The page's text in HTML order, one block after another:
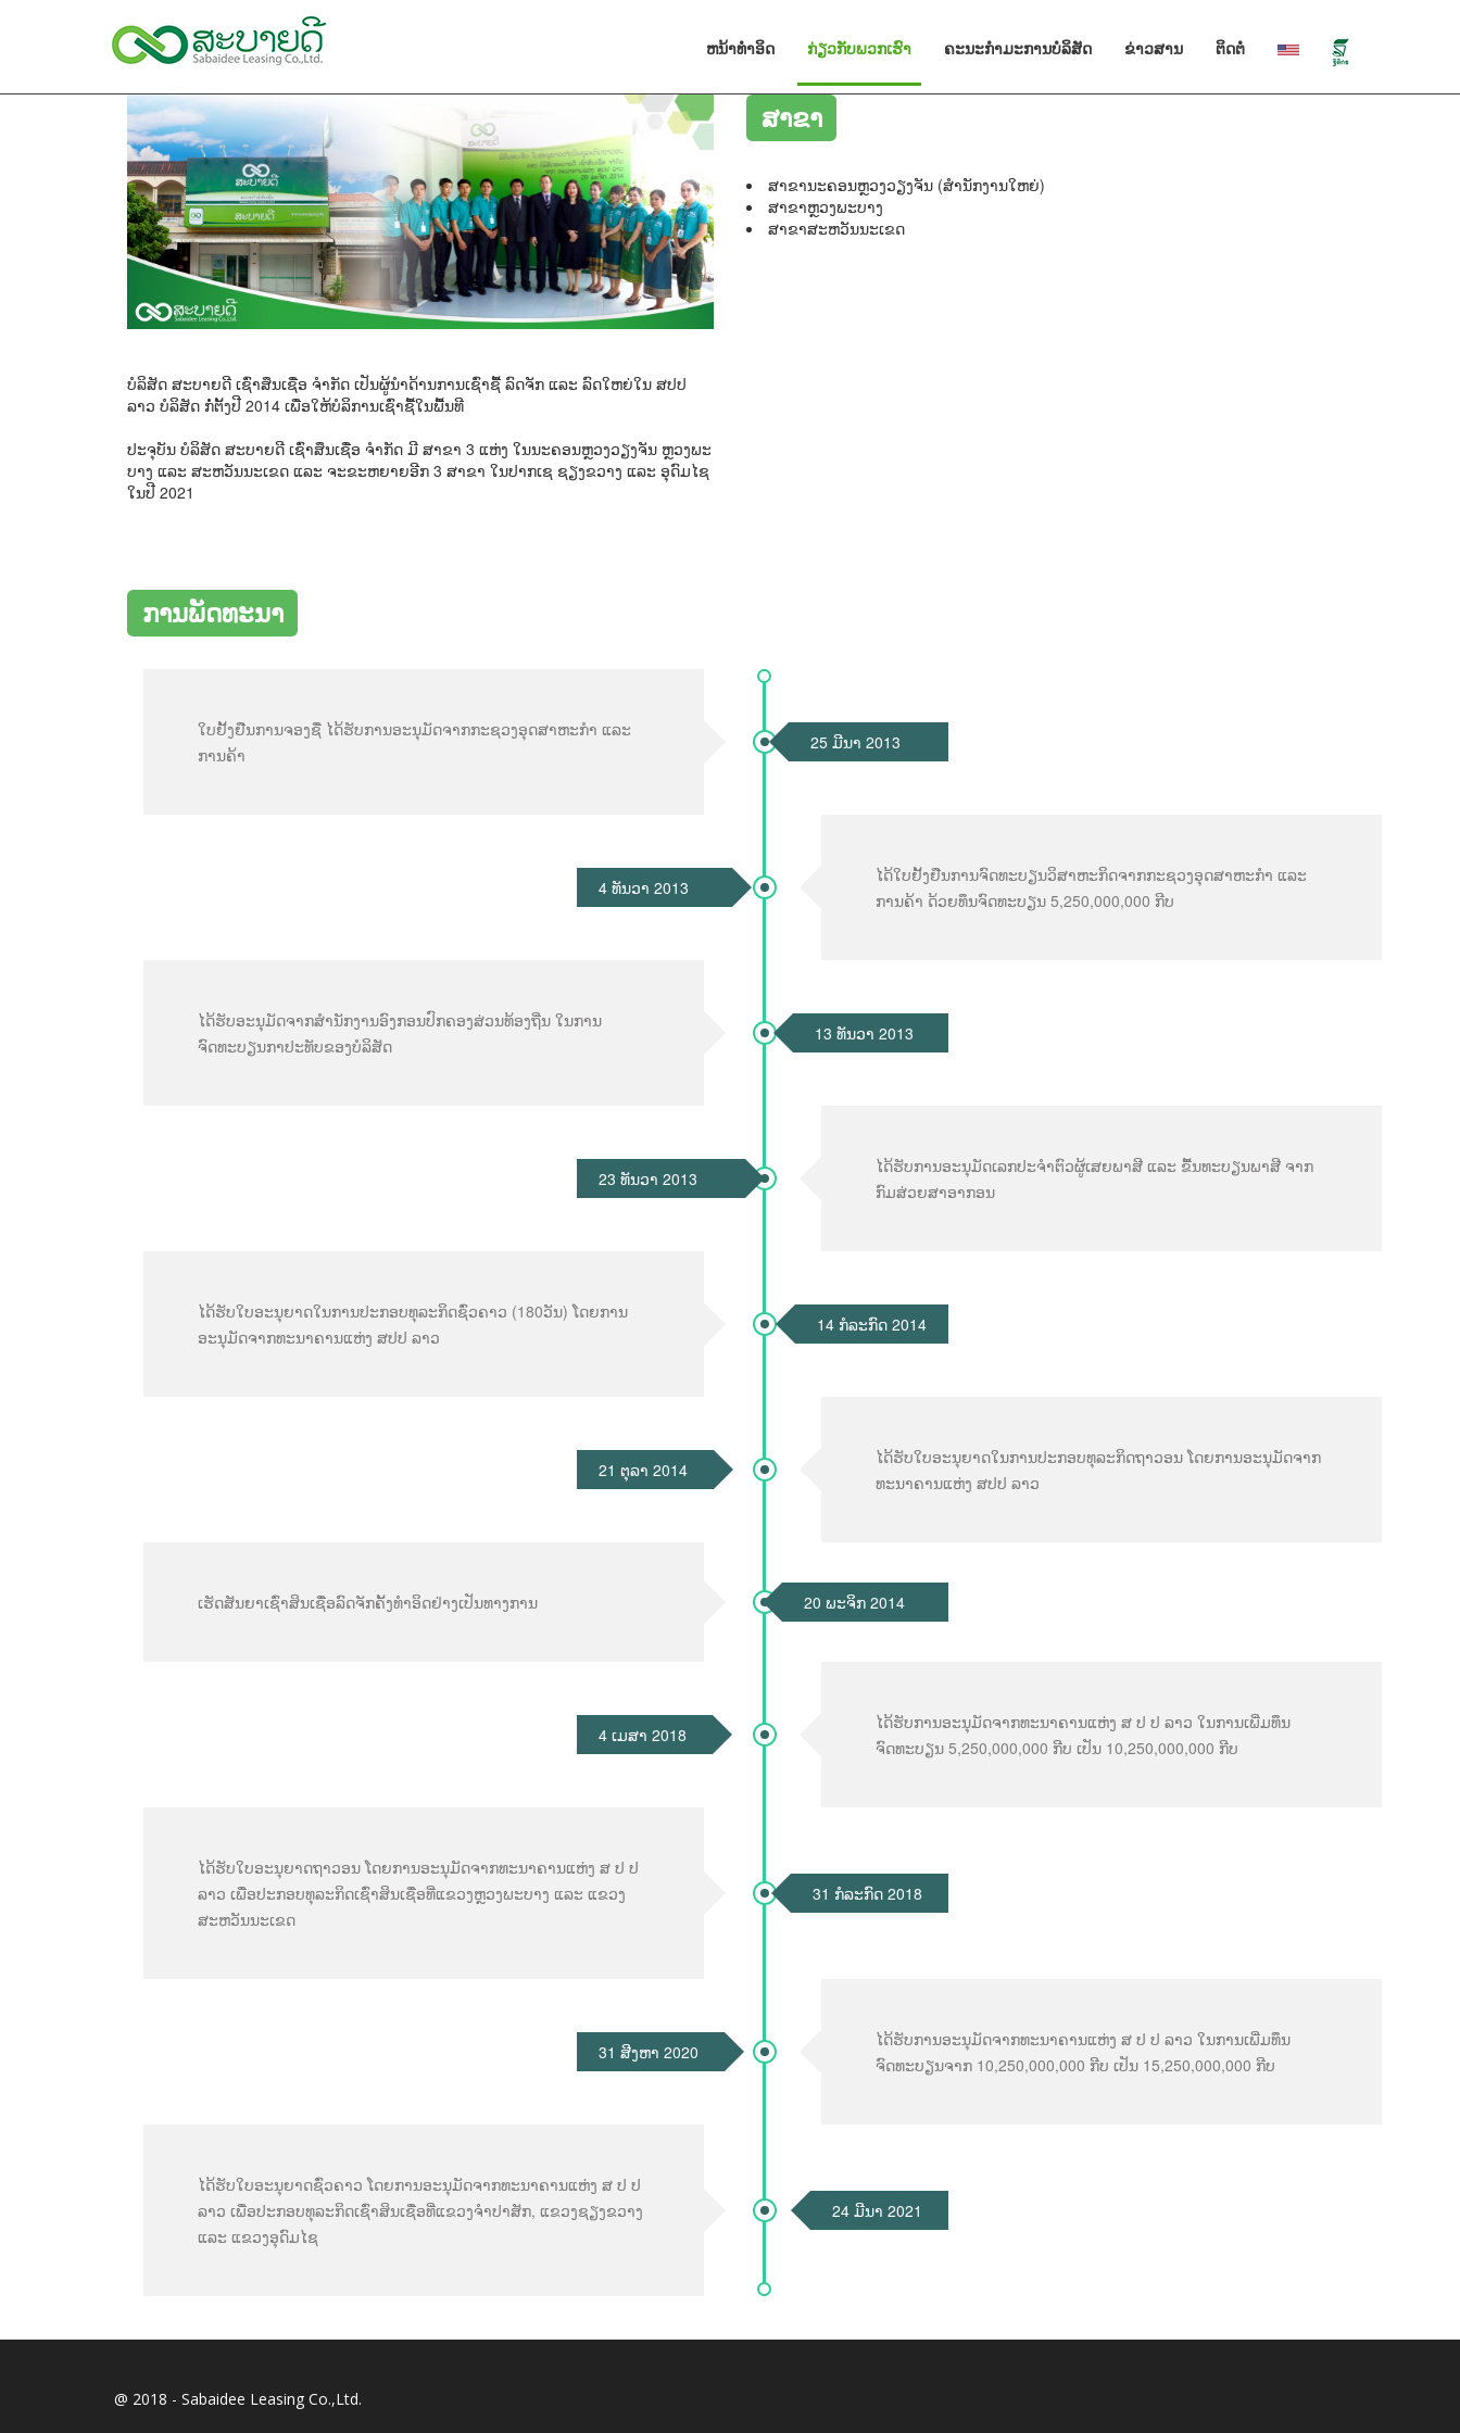
ຫນ້າທໍາອິດ ກ່ຽວກັບພວກເຮົາ(CURRENT)
ຄະນະກໍາມະການບໍລິສັດ ຂ່າວສານ ຕິດຕໍ່
ບໍລິສັດ ສະບາຍດີ ເຊົ່າສຶນເຊື່ອ ຈຳກັດ ເປັນຜູ້ນຳດ້ານການເຊົ່າຊື້ ລົດຈັກ ແລະ ລົດໃຫຍ່ໃນ ສປປ
ລາວ ບໍລິສັດ ກໍ່ຕັ້ງປີ 2014 ເພື່ອໃຫ້ບໍລິການເຊົ່າຊື້ໃນພື້ນທີ
ປະຈຸບັນ ບໍລິສັດ ສະບາຍດີ ເຊົ່າສຶນເຊື່ອ ຈຳກັດ ມີ ສາຂາ 3 ແຫ່ງ ໃນນະຄອນຫຼວງວຽງຈັນ ຫຼວງພະ
ບາງ ແລະ ສະຫວັນນະເຂດ ແລະ ຈະຂະຫຍາຍອີກ 3 ສາຂາ ໃນປາກເຊ ຊຽງຂວາງ ແລະ ອຸດົມໄຊ
ໃນປີ 2021
ການພັດທະນາ
25 ມີນາ 2013
ໃບຢັ້ງຢືນການຈອງຊື່ ໄດ້ຮັບການອະນຸມັດຈາກກະຊວງອຸດສາຫະກຳ ແລະ
ການຄ້າ
4 ທັນວາ 2013
ໄດ້ໃບຢັ້ງຢືນການຈົດທະບຽນວິສາຫະກິດຈາກກະຊວງອຸດສາຫະກຳ ແລະ
ການຄ້າ ດ້ວຍທຶນຈົດທະບຽນ 5,250,000,000 ກີບ
13 ທັນວາ 2013
ໄດ້ຮັບອະນຸມັດຈາກສຳນັກງານອົງກອນປົກຄອງສ່ວນທ້ອງຖີ່ນ ໃນການ
ຈົດທະບຽນກາປະທັບຂອງບໍລິສັດ
23 ທັນວາ 2013
ໄດ້ຮັບການອະນຸມັດເລກປະຈຳຕົວຜູ້ເສຍພາສີ ແລະ ຂື້ນທະບຽນພາສີ ຈາກ
ກົມສ່ວຍສາອາກອນ
14 ກໍລະກົດ 2014
ໄດ້ຮັບໃບອະນຸຍາດໃນການປະກອບທຸລະກິດຊົ່ວຄາວ (180ວັນ) ໂດຍການ
ອະນຸມັດຈາກທະນາຄານແຫ່ງ ສປປ ລາວ
21 ຕຸລາ 2014
ໄດ້ຮັບໃບອະນຸຍາດໃນການປະກອບທຸລະກິດຖາວອນ ໂດຍການອະນຸມັດຈາກ
ທະນາຄານແຫ່ງ ສປປ ລາວ
20 ພະຈິກ 2014
ເຮັດສັນຍາເຊົ່າສິນເຊື່ອລົດຈັກຄັ້ງທຳອິດຢ່າງເປັນທາງການ
4 ເມສາ 2018
ໄດ້ຮັບການອະນຸມັດຈາກທະນາຄານແຫ່ງ ສ ປ ປ ລາວ ໃນການເພີ່ມທຶນ
ຈົດທະບຽນ 5,250,000,000 ກີບ ເປັນ 10,250,000,000 ກີບ
31 ກໍລະກົດ 2018
ໄດ້ຮັບໃບອະນຸຍາດຖາວອນ ໂດຍການອະນຸມັດຈາກທະນາຄານແຫ່ງ ສ ປ ປ
ລາວ ເພື່ອປະກອບທຸລະກິດເຊົ່າສິນເຊື່ອທີ່ແຂວງຫຼວງພະບາງ ແລະ ແຂວງ
ສະຫວັນນະເຂດ
31 ສີງຫາ 2020
ໄດ້ຮັບການອະນຸມັດຈາກທະນາຄານແຫ່ງ ສ ປ ປ ລາວ ໃນການເພີ່ມທຶນ
ຈົດທະບຽນຈາກ 10,250,000,000 ກີບ ເປັນ 15,250,000,000 ກີບ
24 ມີນາ 2021
ໄດ້ຮັບໃບອະນຸຍາດຊົ່ວຄາວ ໂດຍການອະນຸມັດຈາກທະນາຄານແຫ່ງ ສ ປ ປ
ລາວ ເພື່ອປະກອບທຸລະກິດເຊົ່າສິນເຊື່ອທີ່ແຂວງຈຳປາສັກ, ແຂວງຊຽງຂວາງ
ແລະ ແຂວງອຸດົມໄຊ
ສາຂາ
ສາຂານະຄອນຫຼວງວຽງຈັນ (ສຳນັກງານໃຫຍ່)
ສາຂາຫຼວງພະບາງ
ສາຂາສະຫວັນນະເຂດ
@ 2018 - Sabaidee Leasing Co.,Ltd.